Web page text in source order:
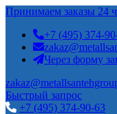
Принимаем заказы 24
+7 (495) 374-
Через форму
Быстрый запрос
+7 (495) 374-90-63